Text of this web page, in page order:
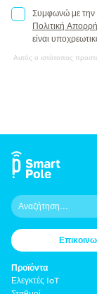
Συμφωνώ με την
Πολιτική
είναι
Αυτός ο ιστότοπος
Προϊόντα
Ελεγκτές IoT